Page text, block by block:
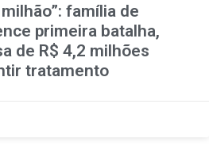
família de
primeira batalha,
de R$ 4,2 milhões
tratamento